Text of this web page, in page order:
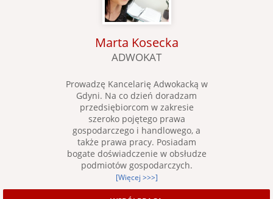
Marta Kosecka
ADWOKAT
Prowadzę Kancelarię Adwokacką w
Gdyni. Na co dzień doradzam
przedsiębiorcom w zakresie
szeroko pojętego prawa
gospodarczego i handlowego, a
także prawa pracy. Posiadam
bogate doświadczenie w obsłudze
podmiotów gospodarczych.
[Więcej >>>]